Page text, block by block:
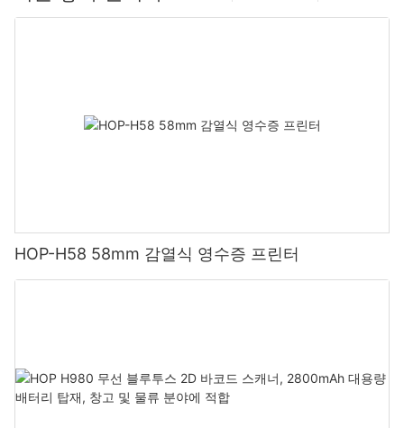
HOP-H58 58mm 감열식 영수증 프린터